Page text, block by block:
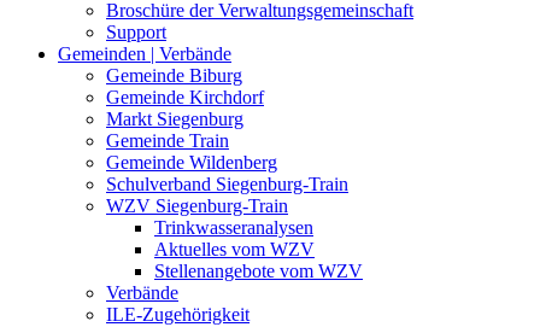
Broschüre der Verwaltungsgemeinschaft
Support
Gemeinden | Verbände
Gemeinde Biburg
Gemeinde Kirchdorf
Markt Siegenburg
Gemeinde Train
Gemeinde Wildenberg
Schulverband Siegenburg-Train
WZV Siegenburg-Train
Trinkwasseranalysen
Aktuelles vom WZV
Stellenangebote vom WZV
Verbände
ILE-Zugehörigkeit